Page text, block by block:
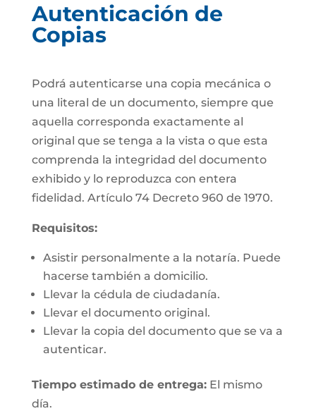
Autenticación de
Copias
Podrá autenticarse una copia mecánica o
una literal de un documento, siempre que
aquella corresponda exactamente al
original que se tenga a la vista o que esta
comprenda la integridad del documento
exhibido y lo reproduzca con entera
fidelidad. Artículo 74 Decreto 960 de 1970.
Requisitos:
Asistir personalmente a la notaría. Puede
hacerse también a domicilio.
Llevar la cédula de ciudadanía.
Llevar el documento original.
Llevar la copia del documento que se va a
autenticar.
Tiempo estimado de entrega:El mismo
día.